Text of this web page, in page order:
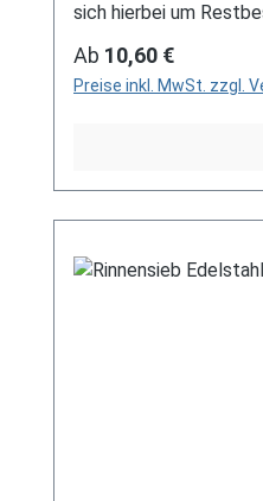
sich hierbei um
auch telefonische für
per E-Mail an
Regulärer Preis:
Ab 10,60 €
Preise inkl. MwSt. zzgl.